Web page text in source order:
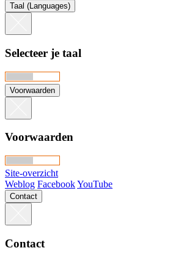
Taal (Languages)
Selecteer je taal
Voorwaarden
Voorwaarden
Site-overzicht
Weblog FacebookYouTube
Contact
Contact